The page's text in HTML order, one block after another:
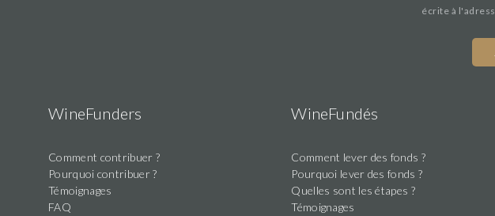
écrite à
this
field
WineFunders
Comment contribuer ?
Pourquoi contribuer ?
Témoignages
FAQ
WineFundés
Comment lever des fonds ?
Pourquoi lever des fonds ?
Quelles sont les étapes ?
Témoignages